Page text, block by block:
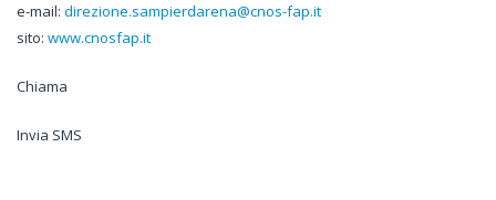
e-mail: direzione.sampierdarena@cnos-fap.it
sito: www.cnosfap.it
Chiama
Invia SMS